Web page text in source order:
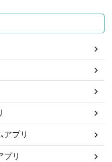
アプリ
プリ